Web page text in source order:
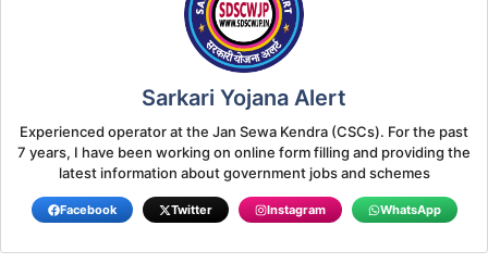
Sarkari Yojana Alert
Experienced operator at the Jan Sewa Kendra (CSCs). For the past
7 years, I have been working on online form filling and providing the
latest information about government jobs and schemes
Facebook Twitter Instagram WhatsApp